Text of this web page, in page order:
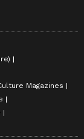
Magazines